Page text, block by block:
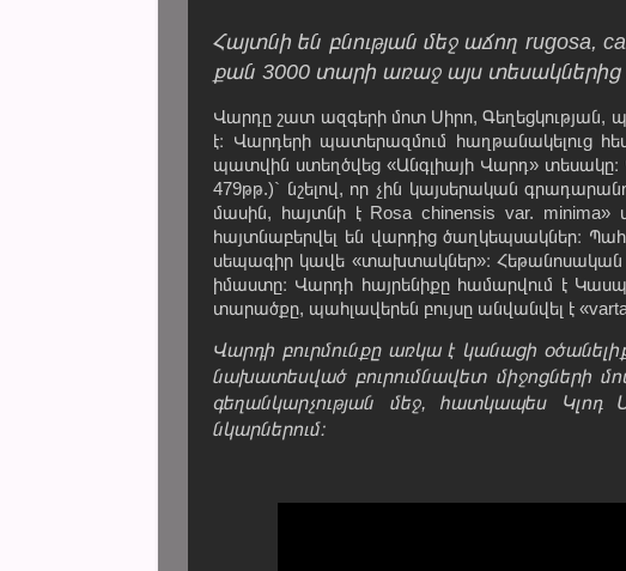
Հայտնի են բնության մեջ աճող rugosa,
քան 3000 տարի առաջ այս տեսակներից
Վարդը շատ ազգերի մոտ Սիրո,
է։ Վարդերի պատերազմում հաղթանակելուց
պատվին ստեղծվեց «Անգլիայի Վարդ» տեսակը։
479թթ.)` նշելով, որ չին կայսերական
մասին, հայտնի է Rosa chinensis var.
հայտնաբերվել են վարդից ծաղկեպսակներ։
սեպագիր կավե «տախտակներ»։ Հեթանոսական
իմաստը։ Վարդի հայրենիքը համարվում է
տարածքը, պահլավերեն բույսը անվանվել է
Վարդի բուրմունքը առկա է կանացի
նախատեսված բուրումնավետ միջոցների
գեղանկարչության մեջ, հատկապես Կլոդ
նկարներում։